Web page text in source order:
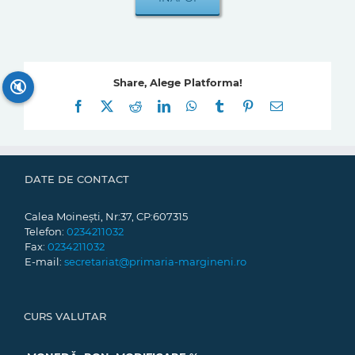
Share, Alege Platforma!
Facebook
RedditLinkedInWhatsApp
Tumblr Pinterest
E-
DATE DE CONTACT
Calea Moinești, Nr:37, CP:607315
Telefon: 0234211032
Fax: 0234211032
E-mail: secretariat@primaria-margineni.ro
CURS VALUTAR
🔇